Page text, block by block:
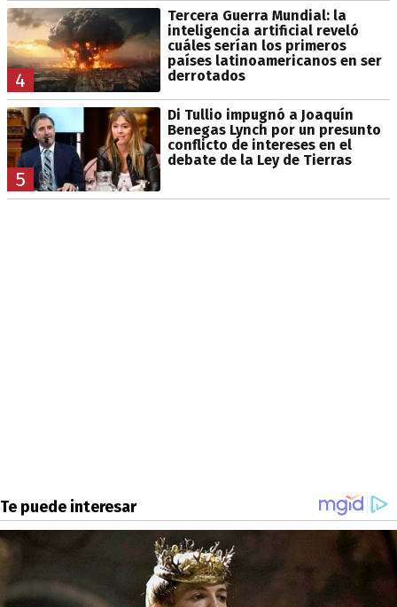
4
Tercera Guerra Mundial: la
inteligencia artificial reveló
cuáles serían los primeros
países latinoamericanos en ser
derrotados
5
Di Tullio impugnó a Joaquín
Benegas Lynch por un presunto
conflicto de intereses en el
debate de la Ley de Tierras